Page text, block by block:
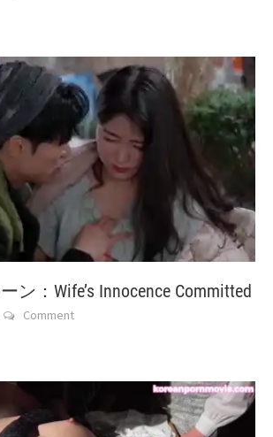
ン：Wife’s Innocence Committed
Comment